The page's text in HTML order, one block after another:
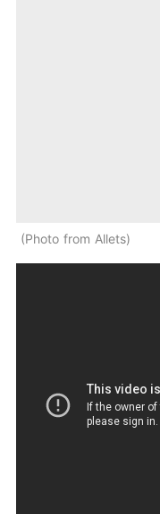
Photo from Allets